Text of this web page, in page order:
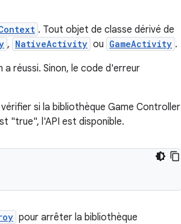
. Tout objet de classe dérivé de
, NativeActivity ou GameActivity .
a réussi. Sinon, le code d'erreur
si la bibliothèque Game Controller
"true", l'API est disponible.
pour arrêter la bibliothèque